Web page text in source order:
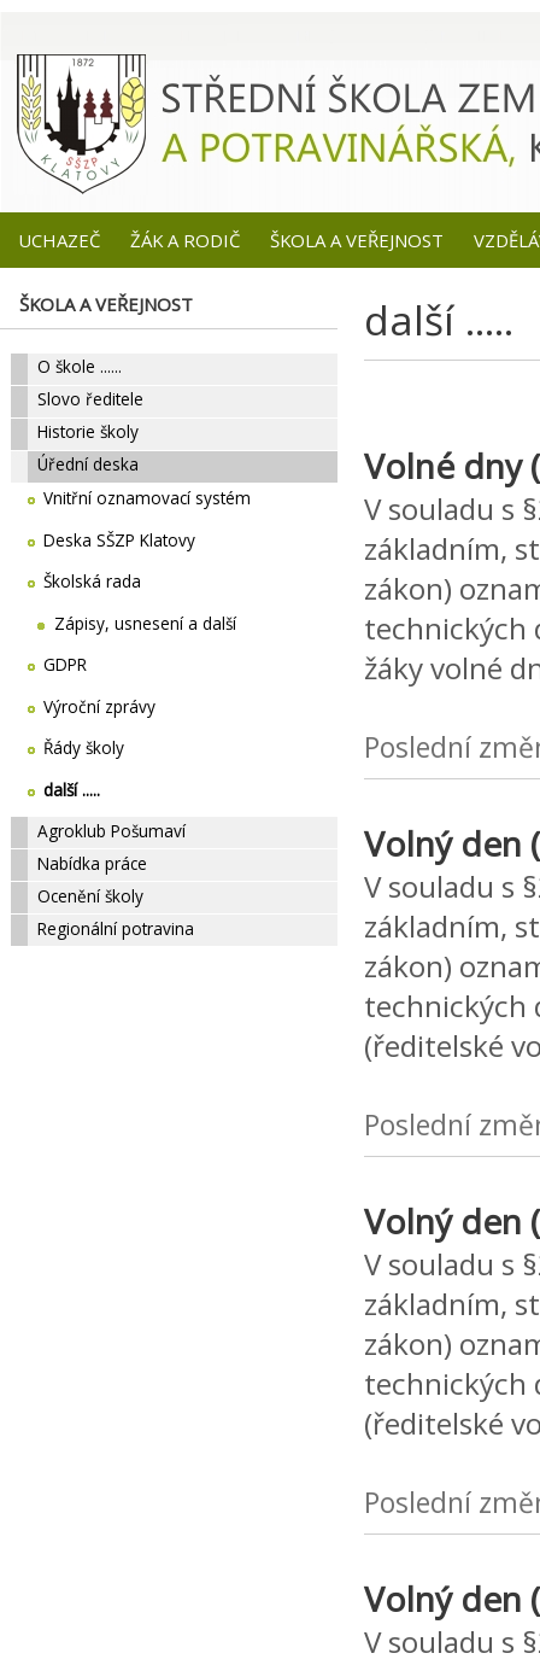
UCHAZEČ ŽÁK A RODIČ ŠKOLA A VEŘEJNOST
ŠKOLA A VEŘEJNOST
O škole ......
Slovo ředitele
Historie školy
Úřední deska
Vnitřní oznamovací systém
Deska SŠZP Klatovy
Školská rada
Zápisy, usnesení a další
GDPR
Výroční zprávy
Řády školy
další .....
Agroklub Pošumaví
Nabídka práce
Ocenění školy
Regionální potravina
další .....
Volné dny
V souladu s
základním,
zákon)
technických
žáky volné
Poslední
Volný den
V souladu s
základním,
zákon)
technických
(ředitelské
Poslední
Volný den
V souladu s
základním,
zákon)
technických
(ředitelské
Poslední
Volný den
V souladu s